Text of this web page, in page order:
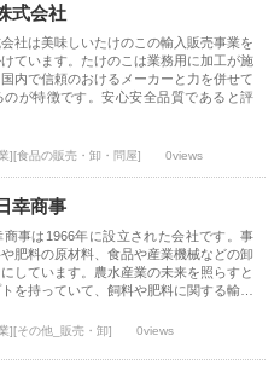
式会社
社は美味しいたけのこの輸入販売事業を
けています。たけのこは業務用に加工が施
内で信頼のおけるメーカーと力を併せて
のが特徴です。安心安全品質であると評
][食品の販売・卸・問屋] 0views
幸商事
商事は1966年に設立された会社です。事
肥料の原材料、食品や産業機械などの卸
しています。農水産業の未来を照らすと
を持っていて、飼料や肥料に関する輸…
][その他_販売・卸] 0views